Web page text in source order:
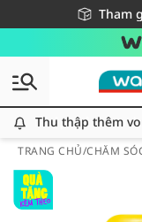
Tham
Miễn phí
Giao hàng
Thu thập thêm
TRANG CHỦ/CHĂM